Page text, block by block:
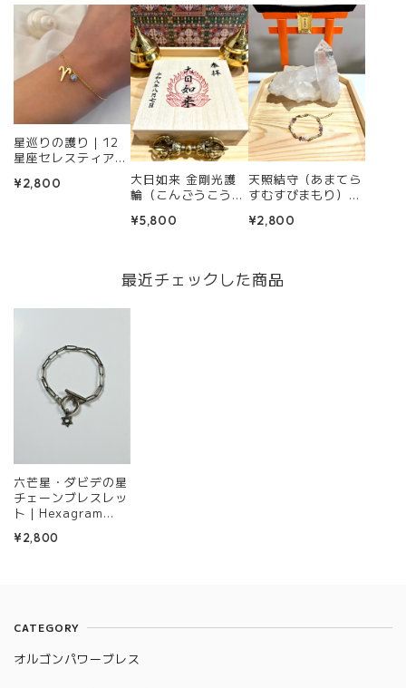
星巡りの護り｜12
星座セレスティアル
を導く守護星アクセ
¥2,800
大日如来 金剛光護
輪（こんごうこうご
智慧を宿す、大日如
¥5,800
天照結守（あまてら
すむすびまもり）ブ
が編む浄化と太陽の
¥2,800
最近チェックした商品
六芒星・ダビデの星
チェーンブレスレッ
ト｜Hexagram
¥2,800
CATEGORY
オルゴンパワーブレス